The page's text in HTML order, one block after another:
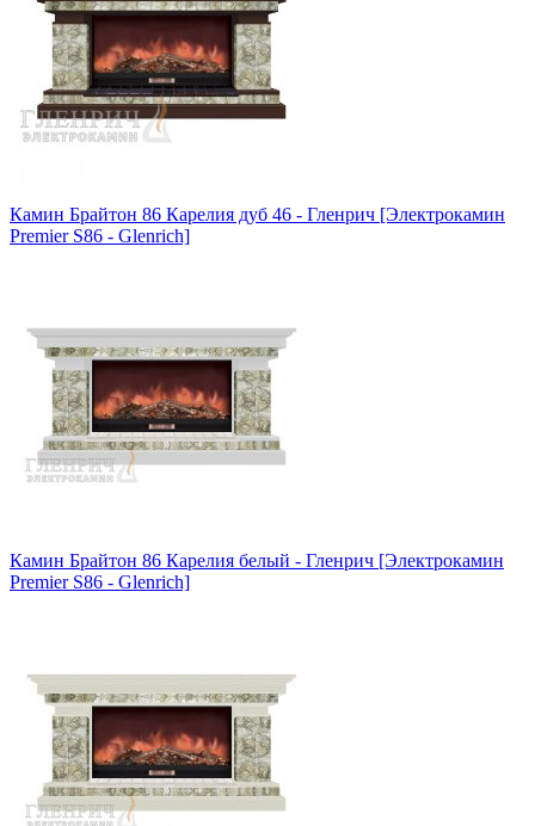
Камин Брайтон 86 Карелия дуб 46 - Гленрич [Электрокамин
Premier S86 - Glenrich]
Камин Брайтон 86 Карелия белый - Гленрич [Электрокамин
Premier S86 - Glenrich]